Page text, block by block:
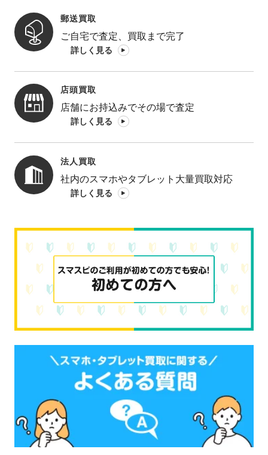
郵送買取
ご自宅で査定、買取まで完了
詳しく見る
店頭買取
店舗にお持込みでその場で査定
詳しく見る
法人買取
社内のスマホやタブレット大量買取対応
詳しく見る